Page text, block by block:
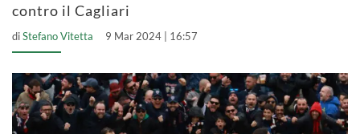
contro il Cagliari
diStefano Vitetta 9 Mar 2024 | 16:57